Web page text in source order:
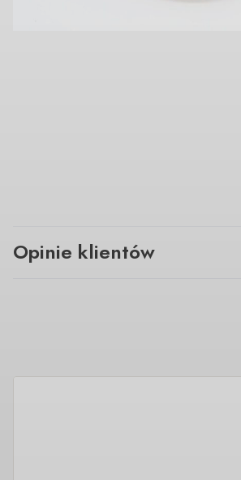
Opinie klientów